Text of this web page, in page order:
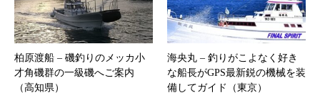
柏原渡船 – 磯釣りのメッカ小
才角磯群の一級磯へご案内
（高知県）
海央丸 – ​釣りがこよなく好き
な船長がGPS最新鋭の機械を装
備してガイド（東京）